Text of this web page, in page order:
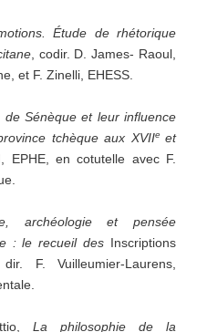
Étude de rhétorique
, codir. D. James- Raoul,
et F. Zinelli, EHESS.
de Sénèque et leur influence
tchèque aux XVIIe et
EPHE, en cotutelle avec F.
archéologie et pensée
: le recueil des Inscriptions
F. Vuilleumier-Laurens,
La philosophie de la